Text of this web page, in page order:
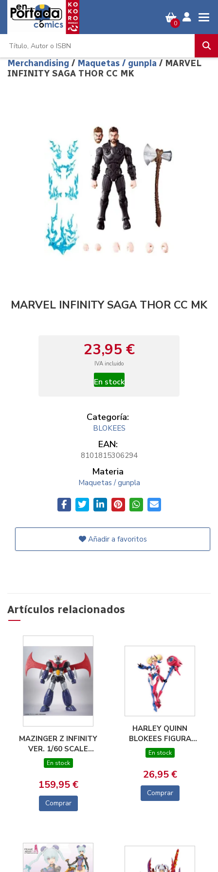
0
Merchandising / Maquetas / gunpla / MARVEL
INFINITY SAGA THOR CC MK
MARVEL INFINITY SAGA THOR CC MK
23,95 €
IVA incluido
En stock
Categoría:
BLOKEES
EAN:
8101815306294
Materia
Maquetas / gunpla
Añadir a favoritos
Artículos relacionados
MAZINGER Z INFINITY
VER. 1/60 SCALE
MODEL BANDAI
NAMCO
En stock
159,95 €
Comprar
HARLEY QUINN
BLOKEES FIGURA
CHAMPION CLASS DC
04
En stock
26,95 €
Comprar